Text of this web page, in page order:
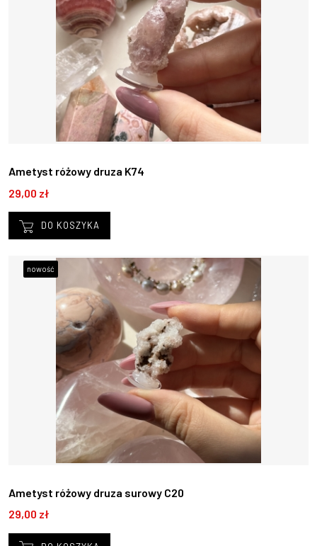
Ametyst różowy druza K74
29,00 zł
DO KOSZYKA
Ametyst różowy druza surowy C20
29,00 zł
nowość